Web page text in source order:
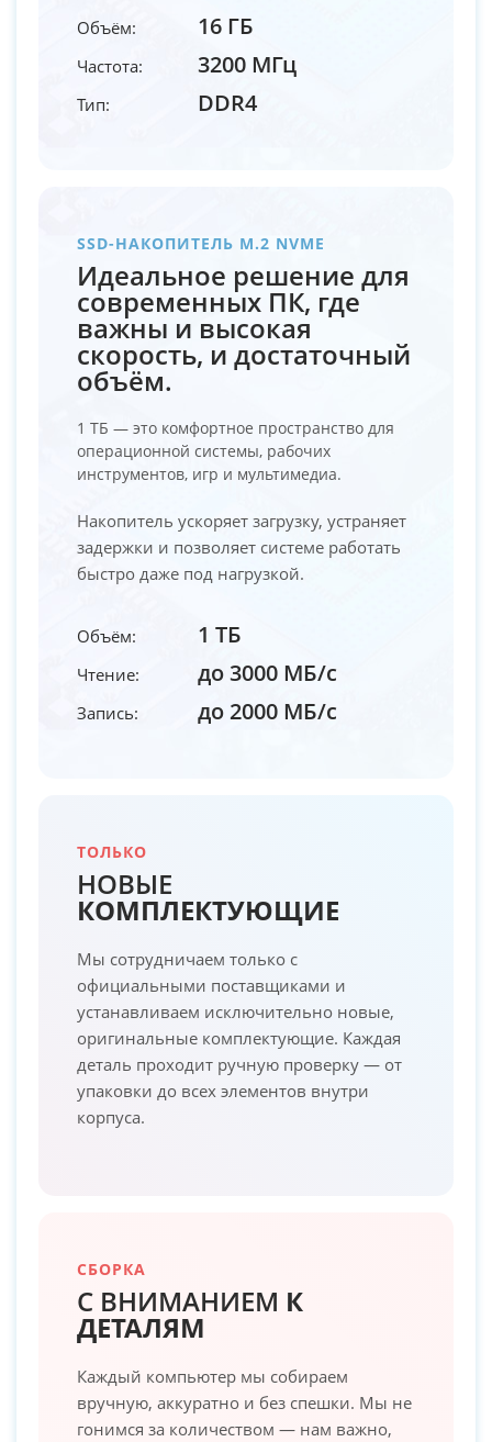
Объём: 16 ГБ
Частота: 3200 МГц
Тип: DDR4
SSD-НАКОПИТЕЛЬ M.2 NVME
Идеальное решение для
современных ПК, где
важны и высокая
скорость, и достаточный
объём.
1 ТБ — это комфортное пространство для
операционной системы, рабочих
инструментов, игр и мультимедиа.
Накопитель ускоряет загрузку, устраняет
задержки и позволяет системе работать
быстро даже под нагрузкой.
Объём: 1 ТБ
Чтение: до 3000 МБ/с
Запись: до 2000 МБ/с
ТОЛЬКО
НОВЫЕ
КОМПЛЕКТУЮЩИЕ
Мы сотрудничаем только с
официальными поставщиками и
устанавливаем исключительно новые,
оригинальные комплектующие. Каждая
деталь проходит ручную проверку — от
упаковки до всех элементов внутри
корпуса.
СБОРКА
С ВНИМАНИЕМ К
ДЕТАЛЯМ
Каждый компьютер мы собираем
вручную, аккуратно и без спешки. Мы не
гонимся за количеством — нам важно,